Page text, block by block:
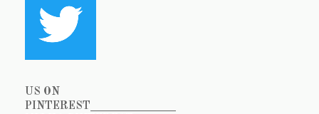
US ON
PINTEREST_______________